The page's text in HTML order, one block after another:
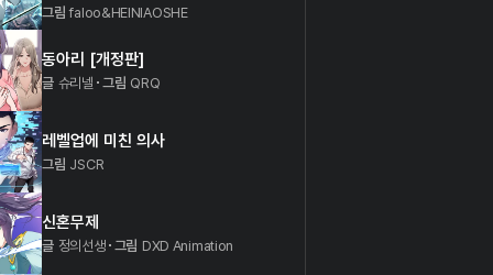
그림 faloo&HEINIAOSHE
동아리 [개정판]
글 슈리넬 그림 QRQ
레벨업에 미친 의사
그림 JSCR
신혼무제
글 정의선생 그림 DXD Animation